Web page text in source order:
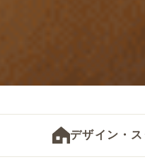
デザイン・